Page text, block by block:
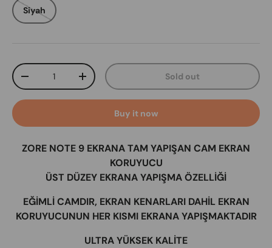
Siyah
Qty
Decrease quantityIncrease quantity Sold out
Buy it now
ZORE NOTE 9 EKRANA TAM YAPIŞAN CAM EKRAN
KORUYUCU
ÜST DÜZEY EKRANA YAPIŞMA ÖZELLİĞİ
EĞİMLİ CAMDIR, EKRAN KENARLARI DAHİL EKRAN
KORUYUCUNUN HER KISMI EKRANA YAPIŞMAKTADIR
ULTRA YÜKSEK KALİTE